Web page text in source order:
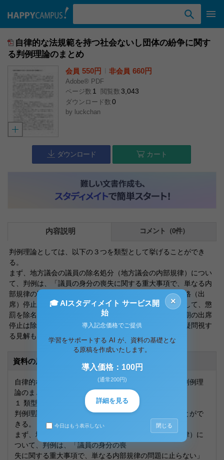
自律的な法規範を持つ社会ないし団体の紛争に関す
る判例理論のまとめ
会員 550円 非会員 660円
Adobe® PDF
ページ数 1 閲覧数 3,043
ダウンロード数 0
by luckchan
ダウンロード カート
内容説明 コメント（0件）
判例理論としては、以下の３つを類型として挙げることができ
る。
まず、地方議会の議員の除名処分（地方議会の内部規律）につい
て、判例は、「議員の身分の喪失に関する重大事項で、単なる内
部規律の問題に止らない」とする。いっぽう、議員の資格（出
席）停止処分については、内部規律の問題にとどまるとして、懲
罰を除名と出席停止に分けて考えている。もっとも、長期の出席
停止は除名処分に近い効力を有するとして、この区別を疑問視す
る見解もある。
資料の原本内容
自律的な法規範を持つ社会ないし団体の紛争に関する判例理
論のまとめ
１ 類型論
判例理論としては、以下の３つを類型として挙げることがで
きる。
まず、地方議会の議員の除名処分（地方議会の内部規律）に
ついて、判例は、「議員の身分の喪
失に関する重大事項で、単なる内部規律の問題に止らない」
×
🎓 AIスタディメイト サービス開
始
導入記念価格でご提供
学習をサポートする AI が、資料の基礎とな
る原稿を作成いたします。
導入価格：100円
(通常200円)
詳細を見る
今日はもう表示しない 閉じる